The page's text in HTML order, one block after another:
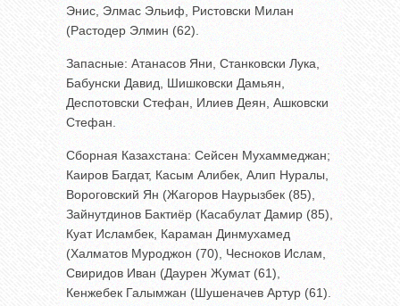
Энис, Элмас Эльиф, Ристовски Милан
(Растодер Элмин (62).
Запасные: Атанасов Яни, Станковски Лука,
Бабунски Давид, Шишковски Дамьян,
Деспотовски Стефан, Илиев Деян, Ашковски
Стефан.
Сборная Казахстана: Сейсен Мухаммеджан;
Каиров Багдат, Касым Алибек, Алип Нуралы,
Вороговский Ян (Жагоров Наурызбек (85),
Зайнутдинов Бактиёр (Касабулат Дамир (85),
Куат Исламбек, Караман Динмухамед
(Халматов Муроджон (70), Чесноков Ислам,
Свиридов Иван (Даурен Жумат (61),
Кенжебек Галымжан (Шушеначев Артур (61).